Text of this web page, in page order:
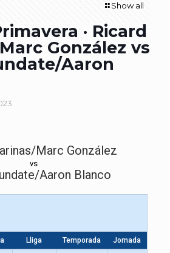
Show all
· Ricard
González vs
Aaron
Marc González
vs
Aaron Blanco
Lliga Temporada Jornada